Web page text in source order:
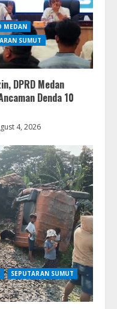
MEDAN
SUMUT
DPRD Medan
Denda 10
4, 2026
SEPUTARAN SUMUT